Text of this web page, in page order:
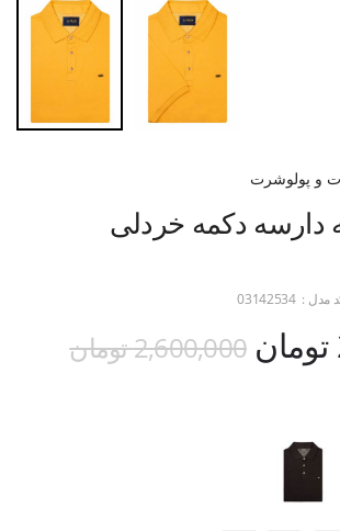
و پولوشرت
دکمه خردلی
مدل : 03142534
2,600,000 تومان